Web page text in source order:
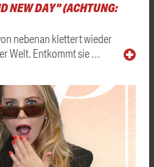
NEW DAY" (ACHTUNG:
nebenan klettert wieder
Welt. Entkommt sie …